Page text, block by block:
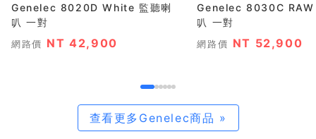
Genelec 8020D White 監聽喇
叭 一對
網路價 NT 42,900
Genelec 8030C RAW
叭 一對
網路價 NT 52,900
查看更多Genelec商品 »